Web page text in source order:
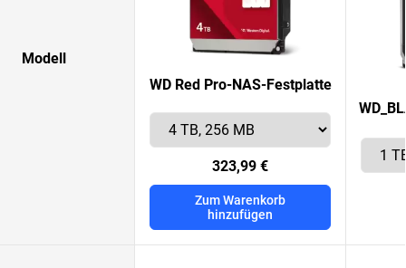
Modell
WD Red Pro-NAS-Festplatte
323,99 €
Zum Warenkorb
hinzufügen